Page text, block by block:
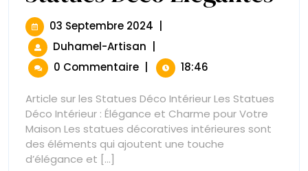
03 Septembre 2024 03
Septembre
2024
Duhamel-Artisan Sublimez
Votre
Intérieur
Des
Statues
Déco
Élégantes
0 Commentaire
18:46
Article sur les Statues Déco Intérieur Les Statues
Déco Intérieur : Élégance et Charme pour Votre
Maison Les statues décoratives intérieures sont
des éléments qui ajoutent une touche
d’élégance et [...]